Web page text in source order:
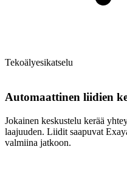
Tekoälyesikatselu
Automaattinen liidien
Jokainen keskustelu kerää
laajuuden. Liidit saapuvat
valmiina jatkoon.